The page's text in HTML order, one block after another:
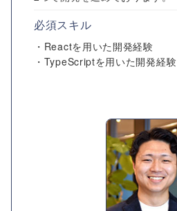
必須スキル
・Reactを用いた開発経験
・TypeScriptを用いた開発経験